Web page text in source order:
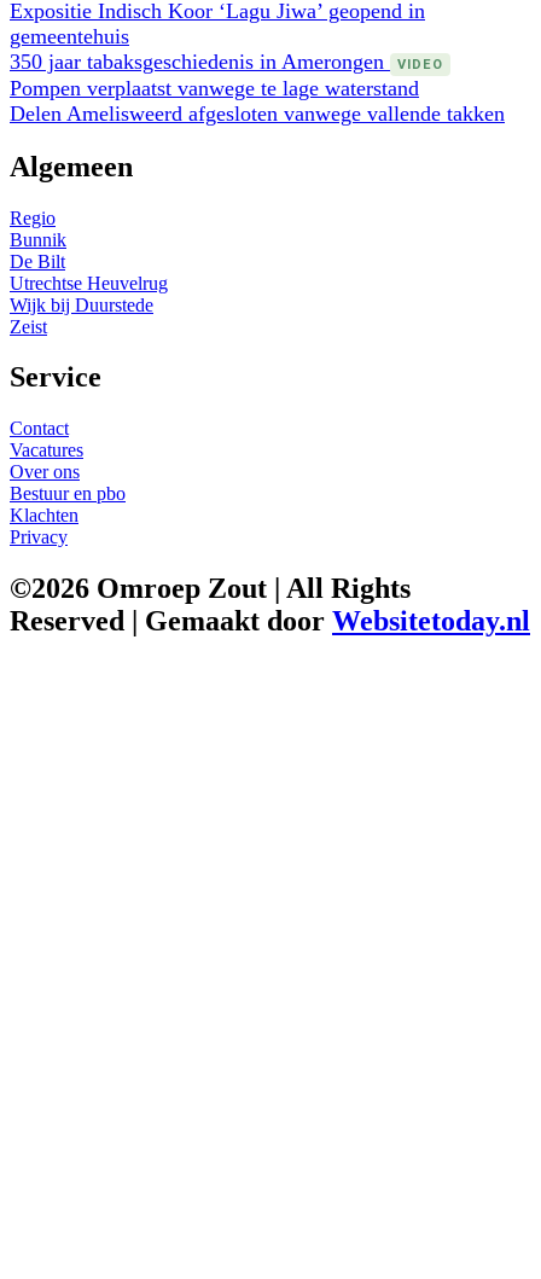
Expositie Indisch Koor ‘Lagu Jiwa’ geopend in
gemeentehuis
350 jaar tabaksgeschiedenis in Amerongen
VIDEO
Pompen verplaatst vanwege te lage waterstand
Delen Amelisweerd afgesloten vanwege vallende takken
Algemeen
Regio
Bunnik
De Bilt
Utrechtse Heuvelrug
Wijk bij Duurstede
Zeist
Service
Contact
Vacatures
Over ons
Bestuur en pbo
Klachten
Privacy
©2026 Omroep Zout | All Rights
Reserved | Gemaakt door Websitetoday.nl